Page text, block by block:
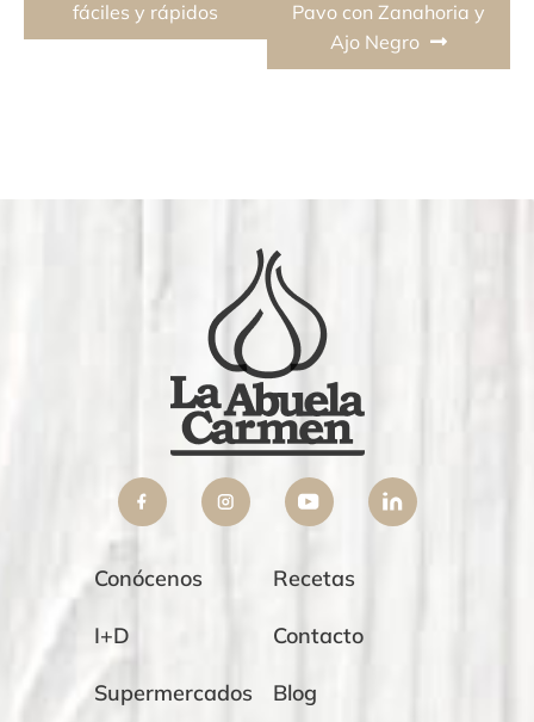
entradas
fáciles y rápidos
Pavo con Zanahoria y
Ajo Negro
Conócenos
I+D
Supermercados
Recetas
Contacto
Blog